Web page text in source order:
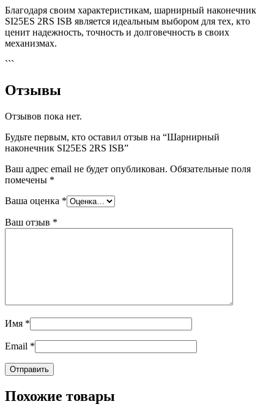
Благодаря своим характеристикам, шарнирный наконечник
SI25ES 2RS ISB является идеальным выбором для тех, кто
ценит надежность, точность и долговечность в своих
механизмах.
```
Отзывы
Отзывов пока нет.
Будьте первым, кто оставил отзыв на “Шарнирный
наконечник SI25ES 2RS ISB”
Ваш адрес email не будет опубликован. Обязательные поля
помечены *
Ваша оценка *
Ваш отзыв *
Имя *
Email *
Похожие товары